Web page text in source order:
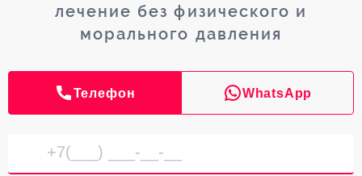
лечение без физического и
морального давления
Телефон WhatsApp